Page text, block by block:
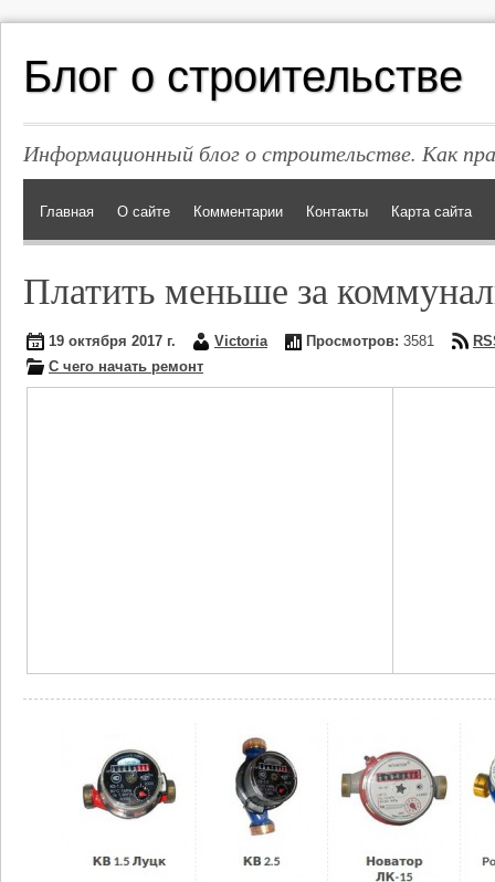
Блог о строительстве
Информационный блог о строительстве. Как
Главная О сайте Комментарии Контакты Карта сайта
Платить меньше за
19 октября 2017 г. Victoria Просмотров: 3581
С чего начать ремонт